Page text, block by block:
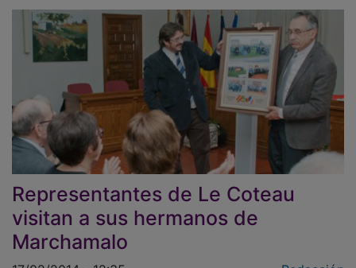
Representantes de Le Coteau
visitan a sus hermanos de
Marchamalo